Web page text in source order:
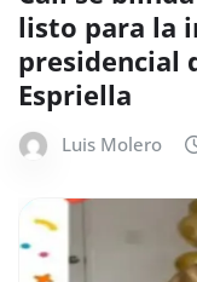
listo para la
presidencial
Espriella
Luis Molero